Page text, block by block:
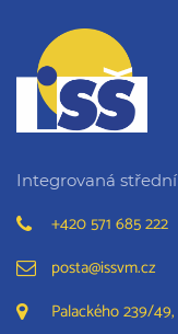
Integrovaná
+420 571 685 222
posta@issvm.cz
Palackého 239/